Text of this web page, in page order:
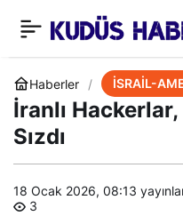
Haberler İSRAİL-
İranlı
Sızdı
18 Ocak 2026, 08:13
3
Facebook-İsrail İşbirliği
Deşifre Oldu